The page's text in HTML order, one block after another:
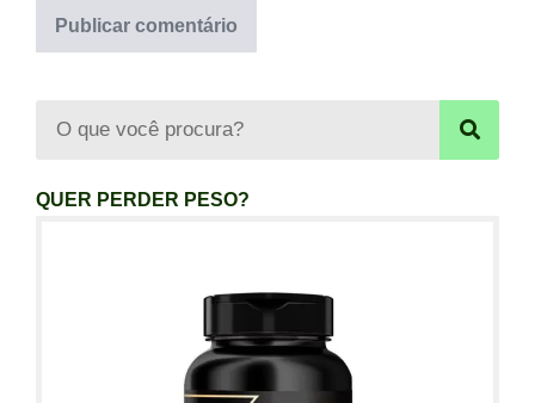
QUER PERDER PESO?